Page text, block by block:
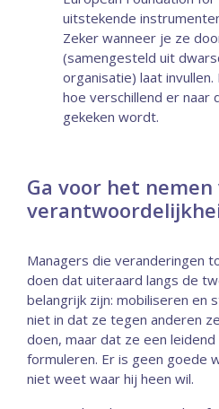
uitstekende
Zeker wanneer je ze
(samengesteld uit
organisatie) laat
hoe verschillend er naar
gekeken wordt.
Ga voor het nemen
Managers die veranderingen
doen dat uiteraard langs de
belangrijk zijn: mobiliseren en
niet in dat ze tegen anderen
doen, maar dat ze een
formuleren. Er is geen goede
niet weet waar hij heen wil.